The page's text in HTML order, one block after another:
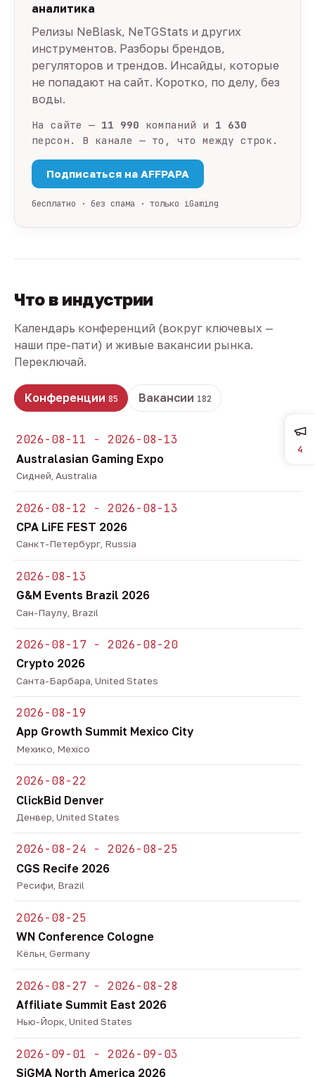
аналитика
Релизы NeBlask, NeTGStats и других
инструментов. Разборы брендов,
регуляторов и трендов. Инсайды, которые
не попадают на сайт. Коротко, по делу, без
воды.
На сайте — 11 990 компаний и 1 630
персон. В канале — то, что между строк.
Подписаться на AFFPAPA
бесплатно · без спама · только iGaming
Что в индустрии
Календарь конференций (вокруг ключевых —
наши пре-пати) и живые вакансии рынка.
Переключай.
Конференции 85 Вакансии 182
2026-08-11 - 2026-08-13
Australasian Gaming Expo
Сидней, Australia
2026-08-12 - 2026-08-13
CPA LiFE FEST 2026
Санкт-Петербург, Russia
2026-08-13
G&M Events Brazil 2026
Сан-Паулу, Brazil
2026-08-17 - 2026-08-20
Crypto 2026
Санта-Барбара, United States
2026-08-19
App Growth Summit Mexico City
Мехико, Mexico
2026-08-22
ClickBid Denver
Денвер, United States
2026-08-24 - 2026-08-25
CGS Recife 2026
Ресифи, Brazil
2026-08-25
WN Conference Cologne
Кёльн, Germany
2026-08-27 - 2026-08-28
Affiliate Summit East 2026
Нью-Йорк, United States
2026-09-01 - 2026-09-03
SiGMA North America 2026
4